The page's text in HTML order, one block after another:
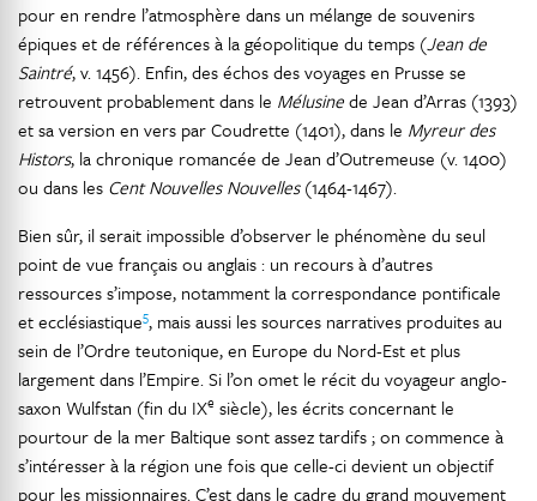
pour en rendre l’atmosphère dans un mélange de souvenirs
épiques et de références à la géopolitique du temps (Jean de
Saintré, v. 1456). Enfin, des échos des voyages en Prusse se
retrouvent probablement dans le Mélusinede Jean d’Arras (1393)
et sa version en vers par Coudrette (1401), dans le Myreur des
Histors, la chronique romancée de Jean d’Outremeuse (v. 1400)
ou dans les Cent Nouvelles Nouvelles(1464-1467).
Bien sûr, il serait impossible d’observer le phénomène du seul
point de vue français ou anglais : un recours à d’autres
ressources s’impose, notamment la correspondance pontificale
et ecclésiastique5, mais aussi les sources narratives produites au
sein de l’Ordre teutonique, en Europe du Nord-Est et plus
largement dans l’Empire. Si l’on omet le récit du voyageur anglo-
saxon Wulfstan (fin du IXe siècle), les écrits concernant le
pourtour de la mer Baltique sont assez tardifs ; on commence à
s’intéresser à la région une fois que celle-ci devient un objectif
pour les missionnaires. C’est dans le cadre du grand mouvement